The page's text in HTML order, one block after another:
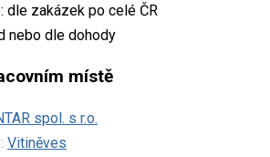
dle zakázek po celé ČR
nebo dle dohody
místě
spol. s r.o.
Vitiněves